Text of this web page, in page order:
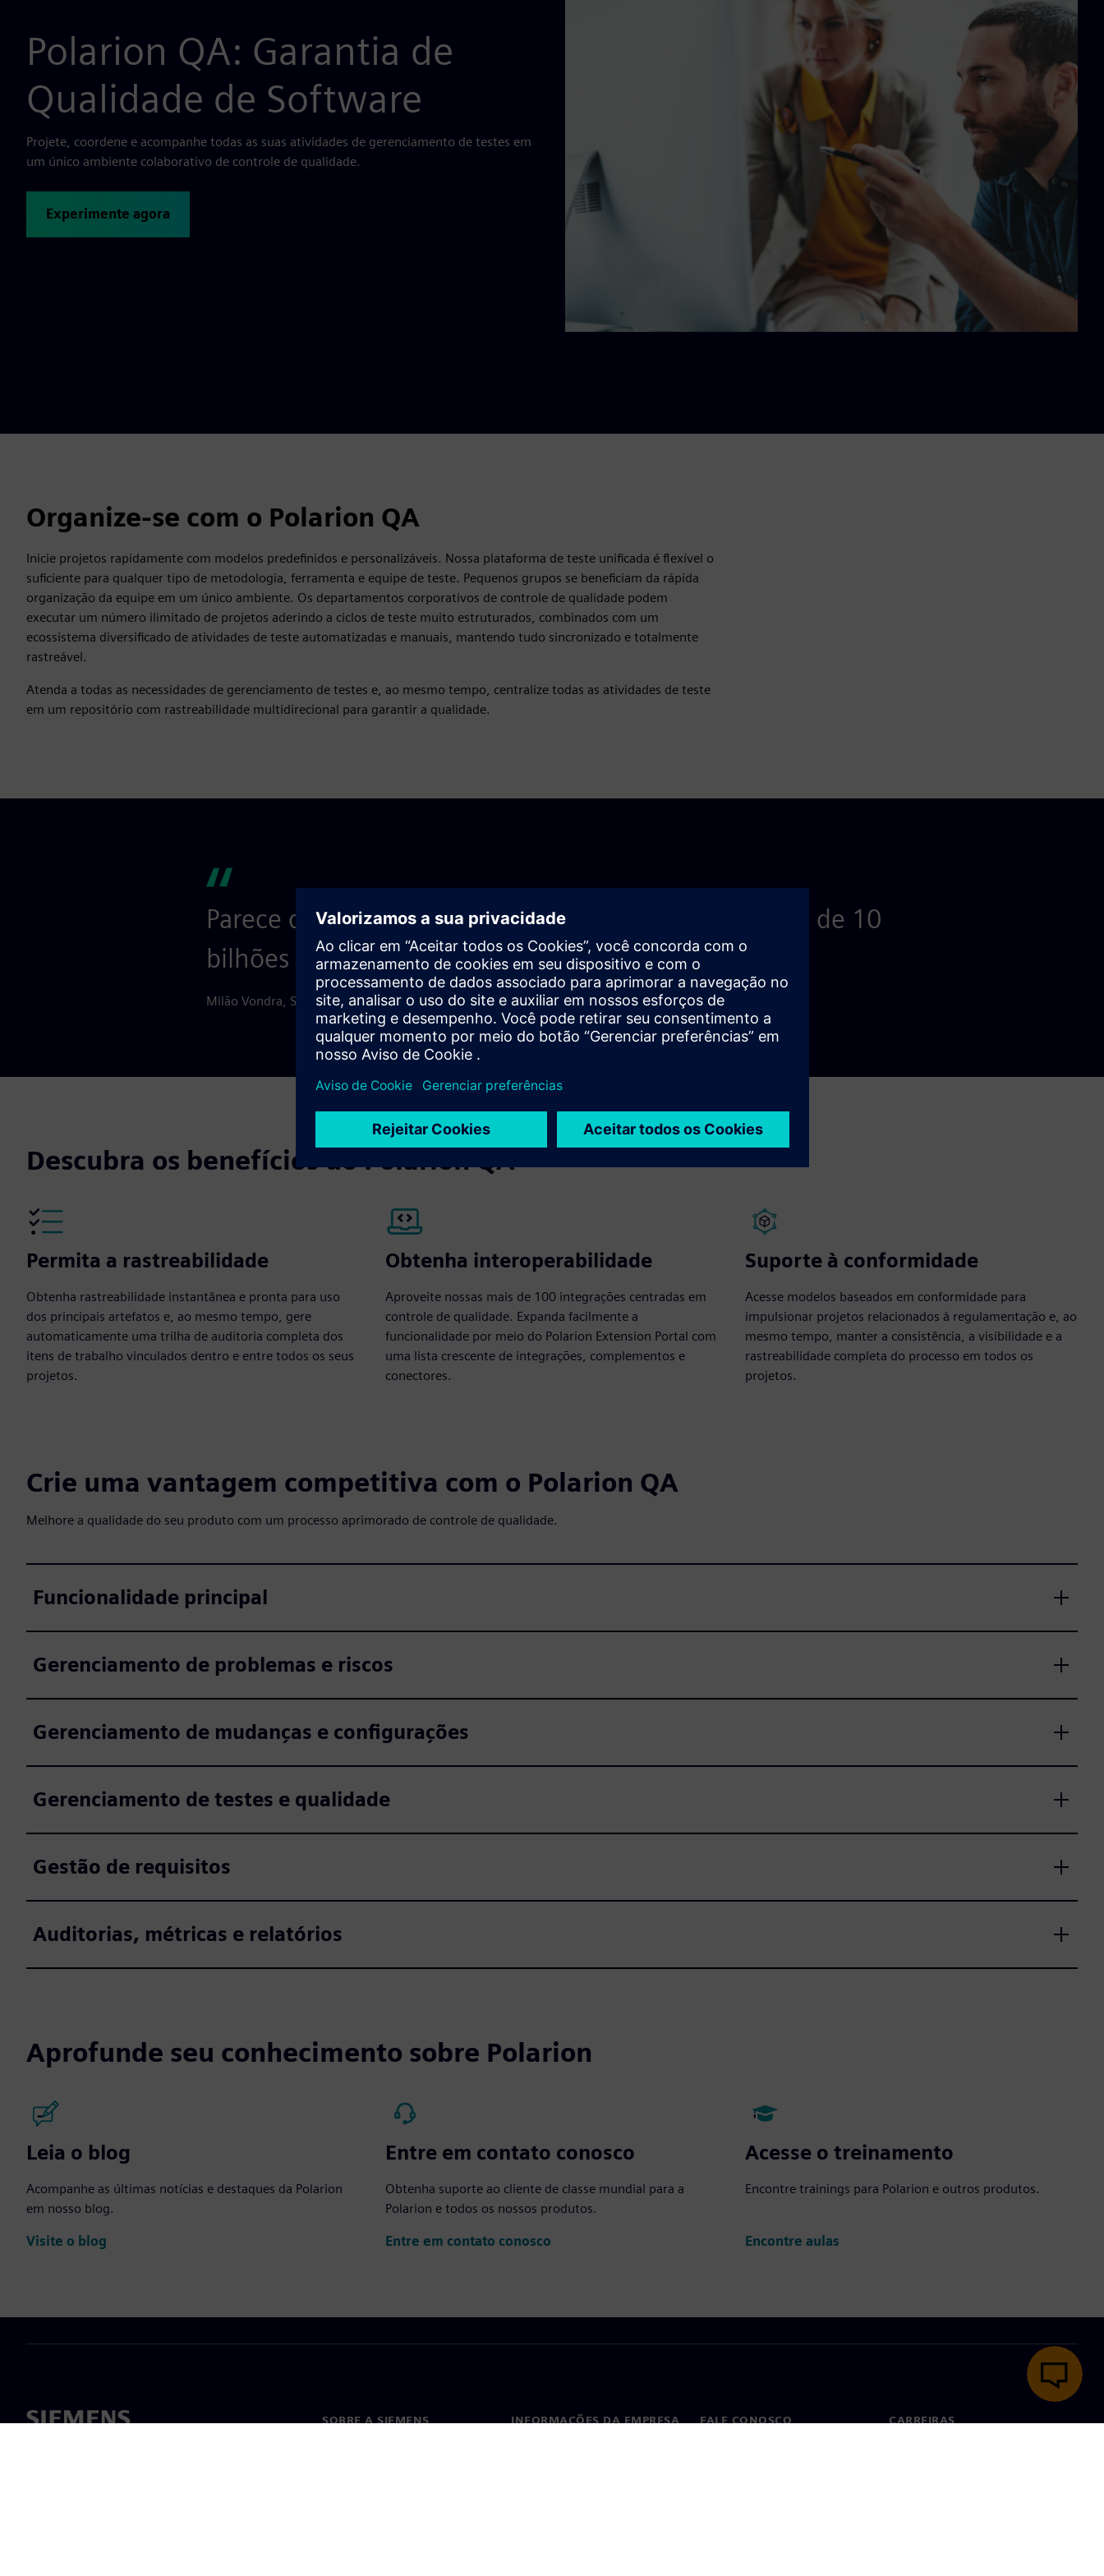
Polarion QA: Garantia de
Qualidade de Software
Projete, coordene e acompanhe todas as suas atividades de gerenciamento de testes em
um único ambiente colaborativo de controle de qualidade.
Experimente agora
Organize-se com o Polarion QA
Inicie projetos rapidamente com modelos predefinidos e personalizáveis. Nossa plataforma de teste unificada é flexível o
suficiente para qualquer tipo de metodologia, ferramenta e equipe de teste. Pequenos grupos se beneficiam da rápida
organização da equipe em um único ambiente. Os departamentos corporativos de controle de qualidade podem
executar um número ilimitado de projetos aderindo a ciclos de teste muito estruturados, combinados com um
ecossistema diversificado de atividades de teste automatizadas e manuais, mantendo tudo sincronizado e totalmente
rastreável.
Atenda a todas as necessidades de gerenciamento de testes e, ao mesmo tempo, centralize todas as atividades de teste
em um repositório com rastreabilidade multidirecional para garantir a qualidade.
Parece que o Polarion QA facilita a colaboração cerca de 10
bilhões de vezes.
Milão Vondra, Suíte NetSuite
Descubra os benefícios do Polarion QA
Permita a rastreabilidade
Obtenha rastreabilidade instantânea e pronta para uso
dos principais artefatos e, ao mesmo tempo, gere
automaticamente uma trilha de auditoria completa dos
itens de trabalho vinculados dentro e entre todos os seus
projetos.
Obtenha interoperabilidade
Aproveite nossas mais de 100 integrações centradas em
controle de qualidade. Expanda facilmente a
funcionalidade por meio do Polarion Extension Portal com
uma lista crescente de integrações, complementos e
conectores.
Suporte à conformidade
Acesse modelos baseados em conformidade para
impulsionar projetos relacionados à regulamentação e, ao
mesmo tempo, manter a consistência, a visibilidade e a
rastreabilidade completa do processo em todos os
projetos.
Crie uma vantagem competitiva com o Polarion QA
Melhore a qualidade do seu produto com um processo aprimorado de controle de qualidade.
Funcionalidade principal
Gerenciamento de problemas e riscos
Gerenciamento de mudanças e configurações
Gerenciamento de testes e qualidade
Gestão de requisitos
Auditorias, métricas e relatórios
Aprofunde seu conhecimento sobre Polarion
Leia o blog
Acompanhe as últimas notícias e destaques da Polarion
em nosso blog.
Visite o blog
Entre em contato conosco
Obtenha suporte ao cliente de classe mundial para a
Polarion e todos os nossos produtos.
Entre em contato conosco
Acesse o treinamento
Encontre trainings para Polarion e outros produtos.
Encontre aulas
SOBRE A SIEMENS INFORMAÇÕES DA EMPRESA FALE CONOSCO CARREIRAS